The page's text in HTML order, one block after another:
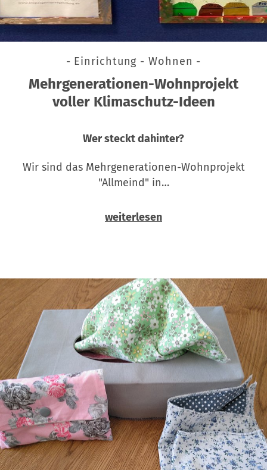
- Einrichtung - Wohnen -
Mehrgenerationen-Wohnprojekt
voller Klimaschutz-Ideen
Wer steckt dahinter?
Wir sind das Mehrgenerationen-Wohnprojekt
"Allmeind" in…
weiterlesen